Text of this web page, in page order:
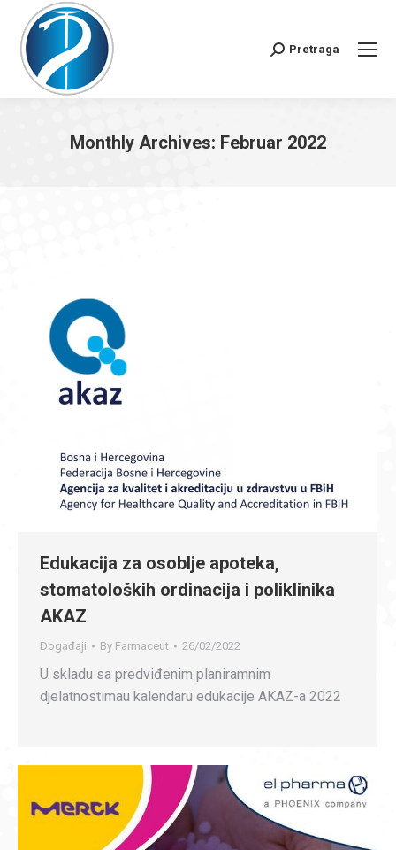
Search:
Pretraga
Monthly Archives: Februar 2022
Edukacija za osoblje apoteka,
stomatoloških ordinacija i poliklinika
AKAZ
Događaji By Farmaceut 26/02/2022
U skladu sa predviđenim planiramnim
djelatnostimau kalendaru edukacije AKAZ-a 2022